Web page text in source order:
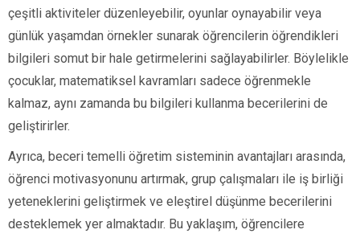
çeşitli aktiviteler düzenleyebilir, oyunlar oynayabilir veya
günlük yaşamdan örnekler sunarak öğrencilerin öğrendikleri
bilgileri somut bir hale getirmelerini sağlayabilirler. Böylelikle
çocuklar, matematiksel kavramları sadece öğrenmekle
kalmaz, aynı zamanda bu bilgileri kullanma becerilerini de
geliştirirler.
Ayrıca, beceri temelli öğretim sisteminin avantajları arasında,
öğrenci motivasyonunu artırmak, grup çalışmaları ile iş birliği
yeteneklerini geliştirmek ve eleştirel düşünme becerilerini
desteklemek yer almaktadır. Bu yaklaşım, öğrencilere